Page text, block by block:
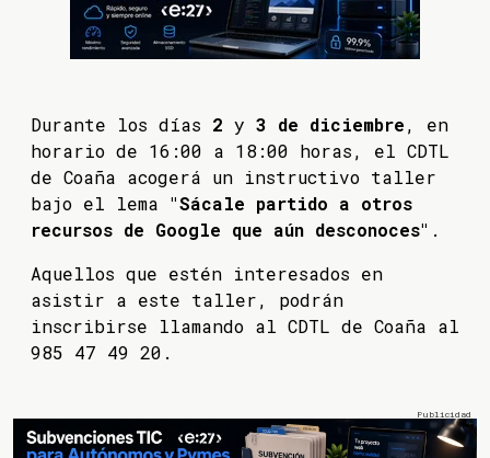
Durante los días 2 y 3 de diciembre, en
horario de 16:00 a 18:00 horas, el CDTL
de Coaña acogerá un instructivo taller
bajo el lema "Sácale partido a otros
recursos de Google que aún desconoces" .
Aquellos que estén interesados en
asistir a este taller, podrán
inscribirse llamando al CDTL de Coaña al
985 47 49 20.